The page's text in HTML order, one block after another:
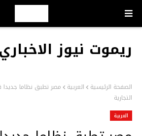
ريموت نيوز الاخباري
الصفحة الرئيسية العربية
مصر تطبق نظاما
التجارية
العربية